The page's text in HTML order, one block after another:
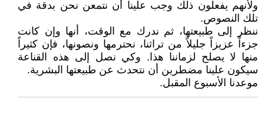
ولأنهم يفعلون ذلك وجب علينا أن نتمعن نحن بدقة في
تلك النصوص.
ننظر إلى طبيعتها، ثم ندرك مع الوقت، أنها وإن كانت
جزءاً عزيزاً جليلاً من تراثنا، نحترمها ونصونها، فإن كثيراً
منها لا يصلح لزماننا هذا. وكي نصل إلى هذه القناعة
سيكون علينا مضطرين أن نتحدث عن طبيعتها البشرية.
موعدنا الأسبوع المقبل.